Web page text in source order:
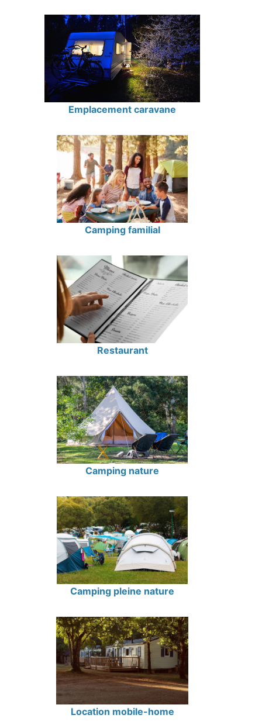
Emplacement caravane
Camping familial
Restaurant
Camping nature
Camping pleine nature
Location mobile-home